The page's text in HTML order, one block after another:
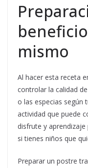
mismo
Al hacer esta receta
controlar la calidad
o las especias según
actividad que puede
disfrute y
si tienes niños que
Preparar un postre